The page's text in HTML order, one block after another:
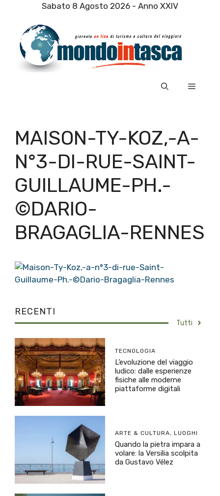
contenuto
Sabato 8 Agosto 2026 - Anno XXIV
Menu
MAISON-TY-KOZ,-A-
N°3-DI-RUE-SAINT-
GUILLAUME-PH.-
©DARIO-
BRAGAGLIA-RENNES
RECENTI
Tutti
TECNOLOGIA
L’evoluzione del viaggio
ludico: dalle esperienze
fisiche alle moderne
piattaforme digitali
ARTE & CULTURA, LUOGHI
Quando la pietra impara a
volare: la Versilia scolpita
da Gustavo Vélez